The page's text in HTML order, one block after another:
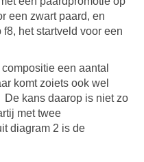
een zwart paard, en
het startveld voor een
een aantal
komt zoiets ook wel
kans daarop is niet zo
met twee
diagram 2 is de